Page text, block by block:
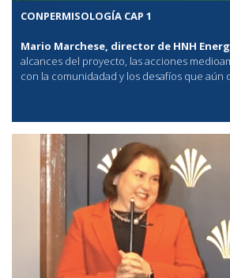
CONPERMISOLOGÍA CAP 1
Mario Marchese, director de HNH
alcances del proyecto, las acciones
con la comunidadad y los desafíos que aún